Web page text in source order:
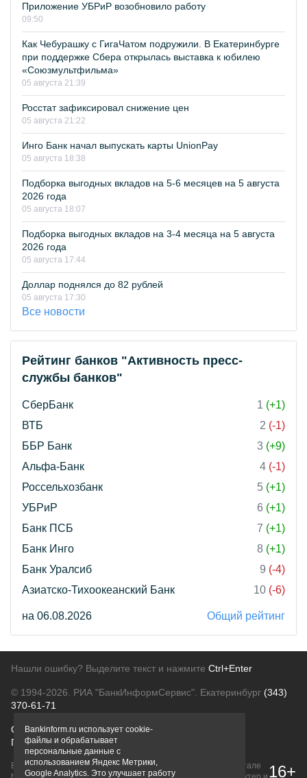
Приложение УБРиР возобновило работу
09:50
Как Чебурашку с ГигаЧатом подружили. В Екатеринбурге
при поддержке Сбера открылась выставка к юбилею
«Союзмультфильма»
05 августа 21:39
Росстат зафиксировал снижение цен
05 августа 21:22
Инго Банк начал выпускать карты UnionPay
05 августа 18:38
Подборка выгодных вкладов на 5-6 месяцев на 5 августа
2026 года
05 августа 18:07
Подборка выгодных вкладов на 3-4 месяца на 5 августа
2026 года
05 августа 17:44
Доллар поднялся до 82 рублей
05 августа 17:30
Все новости
Рейтинг банков "Активность пресс-
службы банков"
СберБанк 1 (+1)
ВТБ
2 (-1)
ББР Банк
3 (+9)
Альфа-Банк
4 (-1)
Россельхозбанк
5 (+1)
УБРиР
6 (+1)
Банк ПСБ
7 (+1)
Банк Инго
8 (+1)
Банк Уралсиб
9 (-4)
Азиатско-Тихоокеанский Банк
10 (-6)
на 06.08.2026 Общий рейтинг
Нашли ошибку? Выделите текст и нажмите Ctrl+Enter
© 1994-2026. РИА "БанкИнформСервис". Екатеринбург (343)
370-61-71
О проектеПолитика конфиденциальности
Правовая информацияДля рекламодателей
Вся информация о продуктах банков, размещенная на портале
16+
Bankinform.ru использует cookie-
файлы и обрабатывает
персональные данные с
использованием Яндекс Метрики,
Google Analytics. Это улучшает работу